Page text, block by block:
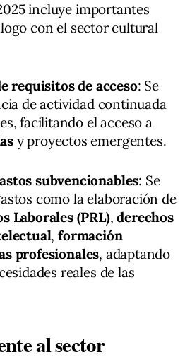
incluye importantes
con el sector cultural
requisitos de acceso: Se
de actividad continuada
facilitando el acceso a
y proyectos emergentes.
subvencionables: Se
como la elaboración de
Laborales (PRL),derechos
,formación
profesionales, adaptando
reales de las
al sector